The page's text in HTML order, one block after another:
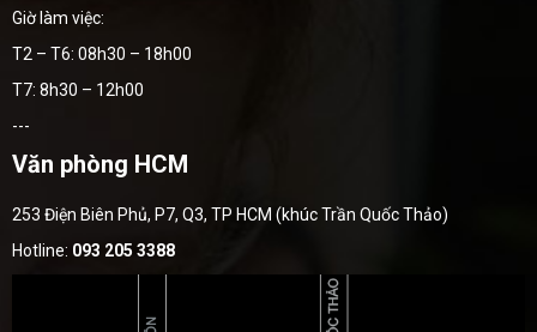
Giờ làm việc:
T2 – T6: 08h30 – 18h00
T7: 8h30 – 12h00
---
Văn phòng HCM
253 Điện Biên Phủ, P7, Q3, TP HCM (khúc Trần Quốc Thảo)
Hotline: 093 205 3388